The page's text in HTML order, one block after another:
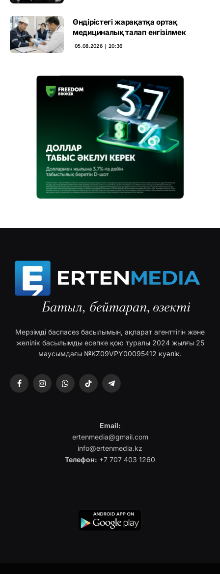
Өндірістегі жарақатқа ортақ
медициналық талап енгізілмек
05.08.2026 ∣ 20:36
Мерзімді баспасөз басылымын, ақпарат агенттігін және
желілік басылымды есепке қою туралы 2024 жылғы 25
маусымдағы №KZ09VPY00095412 куәлік.
FacebookInstagramWhatsAppTikTok Telegram
Email:
ertenmedia@gmail.com
info@ertenmedia.kz
Телефон: +7 707 403 1260